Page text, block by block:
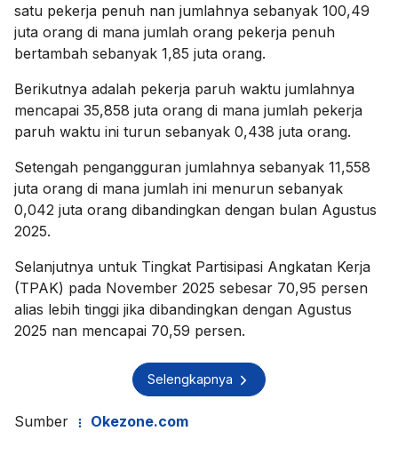
satu pekerja penuh nan jumlahnya sebanyak 100,49
juta orang di mana jumlah orang pekerja penuh
bertambah sebanyak 1,85 juta orang.
Berikutnya adalah pekerja paruh waktu jumlahnya
mencapai 35,858 juta orang di mana jumlah pekerja
paruh waktu ini turun sebanyak 0,438 juta orang.
Setengah pengangguran jumlahnya sebanyak 11,558
juta orang di mana jumlah ini menurun sebanyak
0,042 juta orang dibandingkan dengan bulan Agustus
2025.
Selanjutnya untuk Tingkat Partisipasi Angkatan Kerja
(TPAK) pada November 2025 sebesar 70,95 persen
alias lebih tinggi jika dibandingkan dengan Agustus
2025 nan mencapai 70,59 persen.
Selengkapnya
Sumber Okezone.com